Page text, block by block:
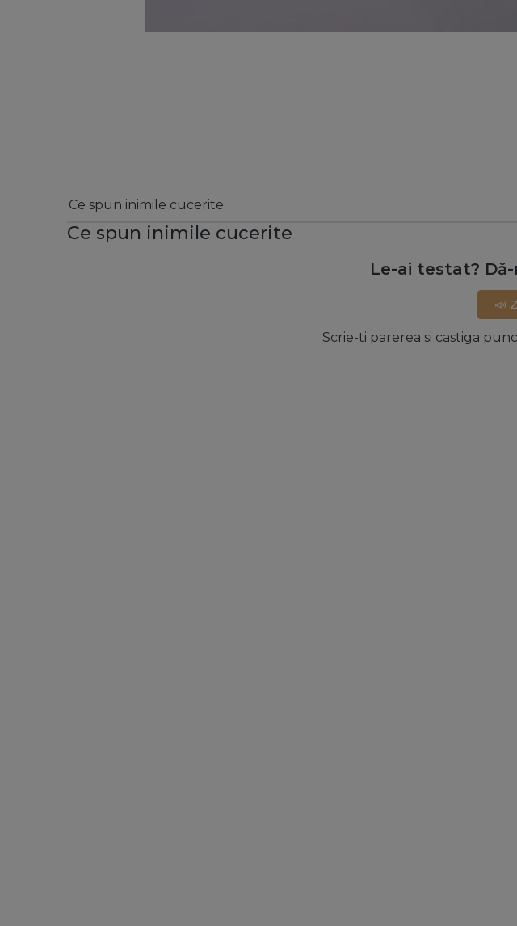
Ce spun inimile cucerite
Ce spun inimile cucerite
Le-ai testat?
📣
Scrie-ti parerea si castiga